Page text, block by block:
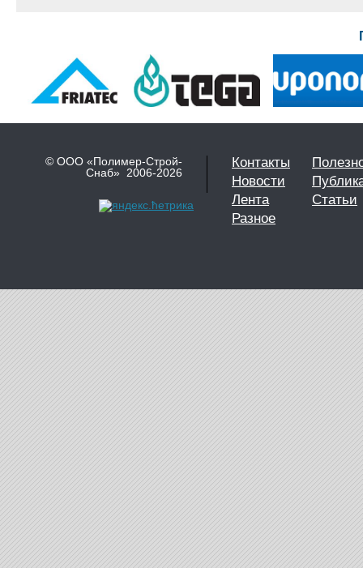
© ООО «Полимер-Строй-
Снаб» 2006-2026
Контакты
Новости
Лента
Статьи
Разное